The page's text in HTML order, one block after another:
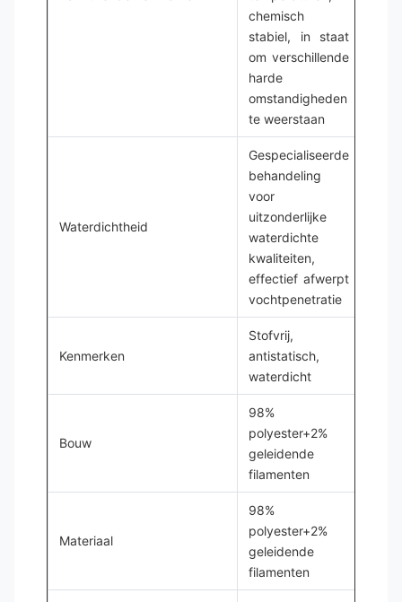
chemisch
stabiel, in staat
om verschillende
harde
omstandigheden
te weerstaan
Waterdichtheid
Gespecialiseerde
behandeling
voor
uitzonderlijke
waterdichte
kwaliteiten,
effectief afwerpt
vochtpenetratie
Kenmerken
Stofvrij,
antistatisch,
waterdicht
Bouw
98%
polyester+2%
geleidende
filamenten
Materiaal
98%
polyester+2%
geleidende
filamenten